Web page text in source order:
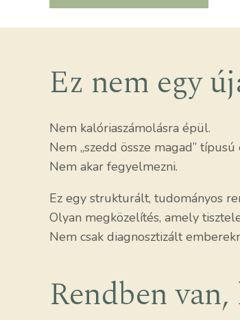
Ez nem egy
Nem kalóriaszámolásra épül.
Nem „szedd össze magad”
Nem akar fegyelmezni.
Ez egy strukturált, tudományos
Olyan megközelítés, amely
Nem csak diagnosztizált
Rendben